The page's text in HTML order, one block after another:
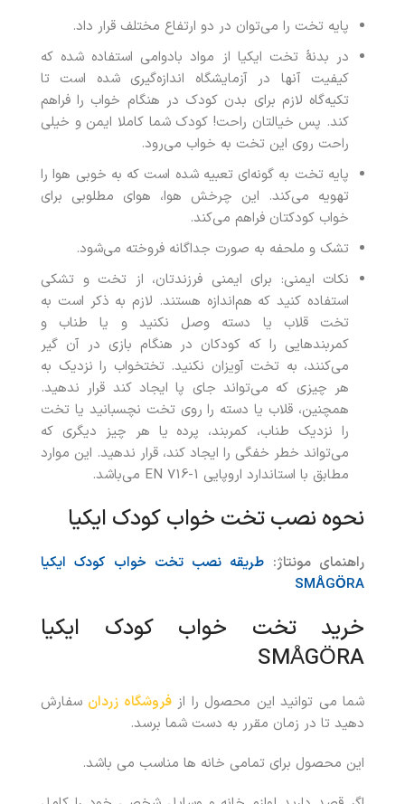
پایه تخت را می‌توان در دو ارتفاع مختلف قرار داد.
در بدنۀ تخت ایکیا از مواد بادوامی استفاده شده که
کیفیت آنها در آزمایشگاه اندازه‌گیری شده است تا
تکیه‌گاه لازم برای بدن کودک در هنگام خواب را فراهم
کند. پس خیالتان راحت! کودک شما کاملا ایمن و خیلی
راحت روی این تخت به خواب می‌رود.
پایه تخت به گونه‌ای تعبیه شده است که به خوبی هوا را
تهویه می‌کند. این چرخش هوا، هوای مطلوبی برای
خواب کودکتان فراهم می‌کند.
تشک و ملحفه به صورت جداگانه فروخته می‌شود.
نکات ایمنی: برای ایمنی فرزندتان، از تخت و تشکی
استفاده کنید که هم‌اندازه هستند. لازم به ذکر است به
تخت قلاب یا دسته‌‌ وصل نکنید و یا طناب و
کمربندهایی را که کودکان در هنگام بازی در آن گیر
می‌کنند، به تخت آویزان نکنید. تختخواب را نزدیک به
هر چیزی که می‌تواند جای پا ایجاد کند قرار ندهید.
همچنین، قلاب‌ یا دسته‌ را روی تخت نچسبانید یا تخت
را نزدیک طناب، کمربند، پرده یا هر چیز دیگری که
می‌تواند خطر خفگی را ایجاد کند، قرار ندهید. این موارد
مطابق با استاندارد اروپایی EN 716-1 می‌باشد.
نحوه نصب تخت خواب کودک ایکیا
راهنمای مونتاژ: طریقه نصب تخت خواب کودک ایکیا
SMÅGÖRA
خرید تخت خواب کودک ایکیا
SMÅGÖRA
شما می توانید این محصول را ازفروشگاه زردان سفارش
دهید تا در زمان مقرر به دست شما برسد.
این محصول برای تمامی خانه ها مناسب می باشد.